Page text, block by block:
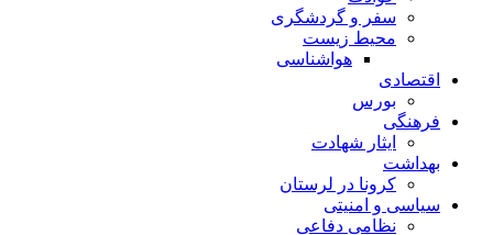
سفر و گردشگری
محیط زیست
هواشناسی
اقتصادی
بورس
فرهنگی
ایثار شهادت
بهداشت
کرونا در لرستان
سیاسی و امنیتی
نظامی دفاعی